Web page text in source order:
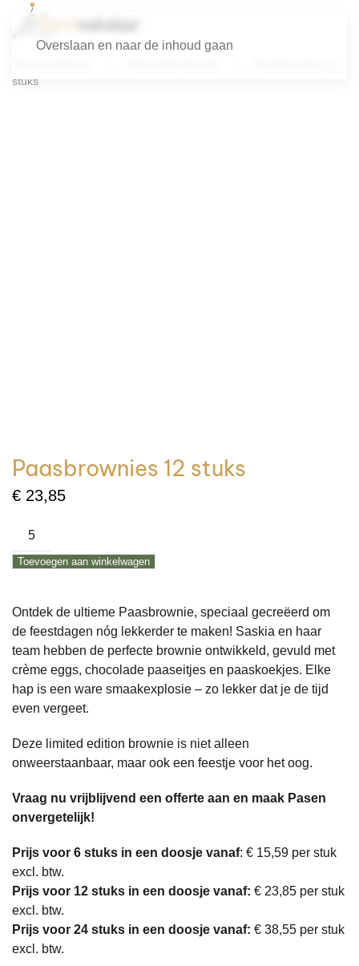
Overslaan en naar de inhoud gaan
stuks
Paasbrownies 12 stuks
€ 23,85
Paasbrownies
stuks
Toevoegen aan winkelwagen
Ontdek de ultieme Paasbrownie, speciaal gecreëerd om
de feestdagen nóg lekkerder te maken! Saskia en haar
team hebben de perfecte brownie ontwikkeld, gevuld met
crème eggs, chocolade paaseitjes en paaskoekjes. Elke
hap is een ware smaakexplosie – zo lekker dat je de tijd
even vergeet.
Deze limited edition brownie is niet alleen
onweerstaanbaar, maar ook een feestje voor het oog.
Vraag nu vrijblijvend een offerte aan en maak Pasen
onvergetelijk!
Prijs voor 6 stuks in een doosje vanaf: € 15,59 per stuk
excl. btw.
Prijs voor 12 stuks in een doosje vanaf: € 23,85 per stuk
excl. btw.
Prijs voor 24 stuks in een doosje vanaf: € 38,55 per stuk
excl. btw.